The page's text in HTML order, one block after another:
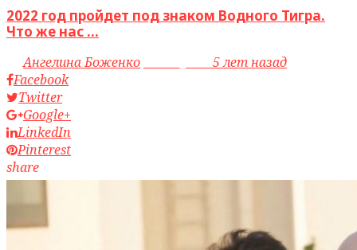
2022 год пройдет под знаком Водного Тигра.
Что же нас ...
byАнгелина Боженко
5 лет назад
Facebook
Twitter
Google+
LinkedIn
Pinterest
share